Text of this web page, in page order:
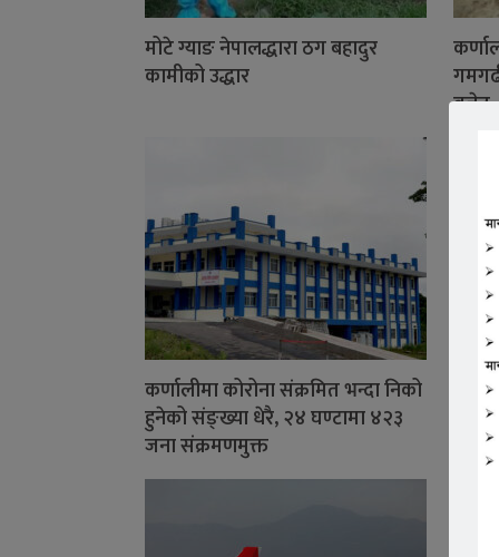
मोटे ग्याङ नेपालद्धारा ठग बहादुर
कामीको उद्धार
बजेट
कर्णालीमा कोरोना संक्रमित भन्दा निको
हुनेको संङ्ख्या धेरै, २४ घण्टामा ४२३
जना संक्रमणमुक्त